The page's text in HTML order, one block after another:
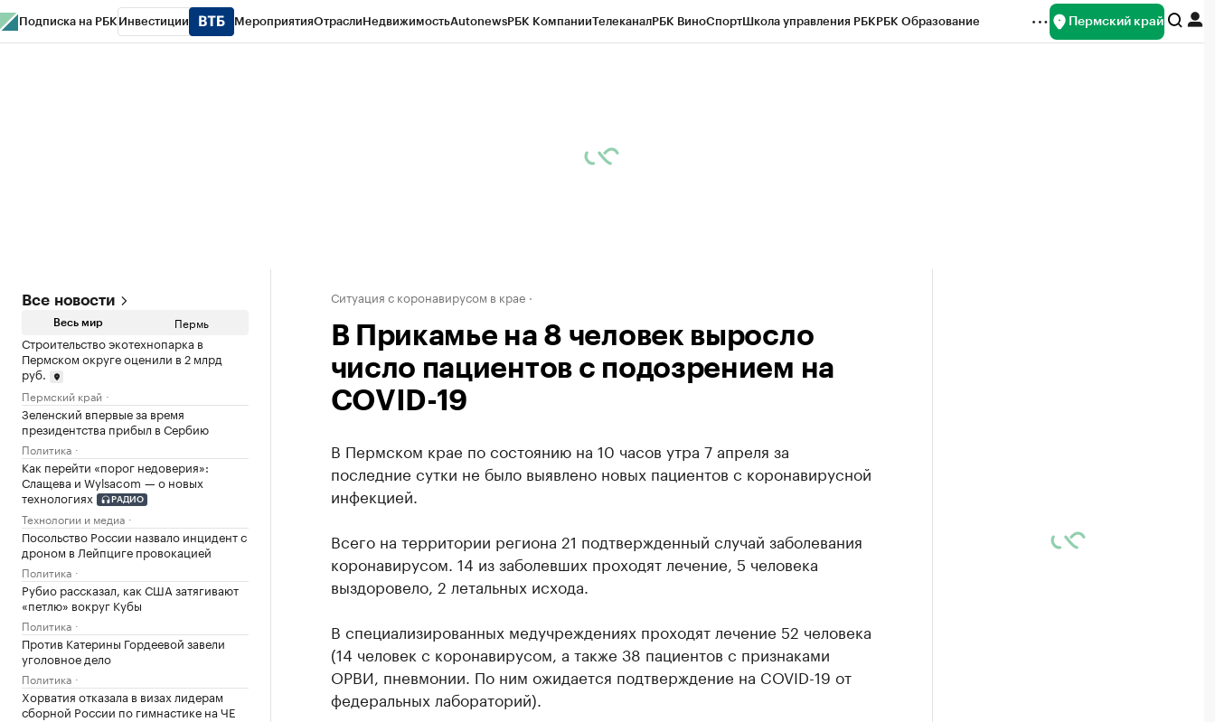
Подписка на РБК Инвестиции МероприятияОтраслиНедвижимостьAutonewsРБК КомпанииТелеканалРБК ВиноСпортШкола управления РБКРБК Образование Пермский край
Все новости
Весь мир Пермь
Строительство экотехнопарка в
Пермском округе оценили в 2 млрд
руб.
Пермский край
Зеленский впервые за время
президентства прибыл в Сербию
Политика
Как перейти «порог недоверия»:
Слащева и Wylsacom — о новых
технологиях
РАДИО
Технологии и медиа
Посольство России назвало инцидент с
дроном в Лейпциге провокацией
Политика
Рубио рассказал, как США затягивают
«петлю» вокруг Кубы
Политика
Против Катерины Гордеевой завели
уголовное дело
Политика
Хорватия отказала в визах лидерам
сборной России по гимнастике на ЧЕ
Ситуация с коронавирусом в крае
В Прикамье на 8 человек выросло
число пациентов с подозрением на
COVID-19
В Пермском крае по состоянию на 10 часов утра 7 апреля за
последние сутки не было выявлено новых пациентов с коронавирусной
инфекцией.
Всего на территории региона 21 подтвержденный случай заболевания
коронавирусом. 14 из заболевших проходят лечение, 5 человека
выздоровело, 2 летальных исхода.
В специализированных медучреждениях проходят лечение 52 человека
(14 человек с коронавирусом, а также 38 пациентов с признаками
ОРВИ, пневмонии. По ним ожидается подтверждение на COVID-19 от
федеральных лабораторий).